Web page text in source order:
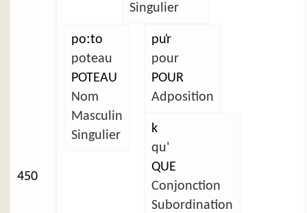
450
Singulier
poːto
poteau
POTEAU
Nom
Masculin
Singulier
pu̜r
pour
POUR
Adposition
k
qu'
QUE
Conjonction
Subordination